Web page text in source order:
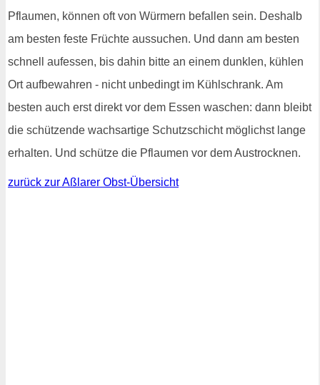
Pflaumen, können oft von Würmern befallen sein. Deshalb
am besten feste Früchte aussuchen. Und dann am besten
schnell aufessen, bis dahin bitte an einem dunklen, kühlen
Ort aufbewahren - nicht unbedingt im Kühlschrank. Am
besten auch erst direkt vor dem Essen waschen: dann bleibt
die schützende wachsartige Schutzschicht möglichst lange
erhalten. Und schütze die Pflaumen vor dem Austrocknen.
zurück zur Aßlarer Obst-Übersicht